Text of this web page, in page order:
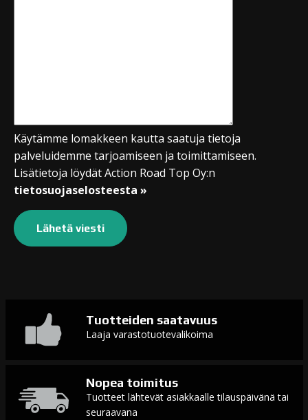
Käytämme lomakkeen kautta saatuja tietoja
palveluidemme tarjoamiseen ja toimittamiseen.
Lisätietoja löydät Action Road Top Oy:n
tietosuojaselosteesta »
Tuotteiden saatavuus
Laaja varastotuotevalikoima
Nopea toimitus
Tuotteet lähtevät asiakkaalle tilauspäivänä tai
seuraavana